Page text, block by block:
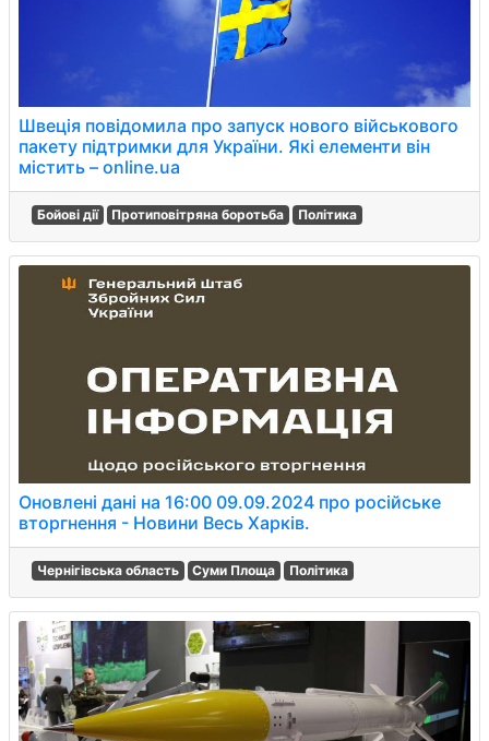
Швеція повідомила про запуск нового військового
пакету підтримки для України. Які елементи він
містить – online.ua
Бойові дії Протиповітряна боротьба Політика
Оновлені дані на 16:00 09.09.2024 про російське
вторгнення - Новини Весь Харків.
Чернігівська область Суми Площа Політика